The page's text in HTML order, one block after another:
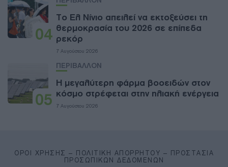
04
Το Ελ Νίνιο απειλεί να εκτοξεύσει τη
θερμοκρασία του 2026 σε επίπεδα
ρεκόρ
7 Αυγούστου 2026
05
ΠΕΡΙΒΑΛΛΟΝ
Η μεγαλύτερη φάρμα βοοειδών στον
κόσμο στρέφεται στην ηλιακή ενέργεια
7 Αυγούστου 2026
ΌΡΟΙ ΧΡΉΣΗΣ – ΠΟΛΙΤΙΚΉ ΑΠΟΡΡΉΤΟΥ – ΠΡΟΣΤΑΣΊΑ
ΠΡΟΣΩΠΙΚΏΝ ΔΕΔΟΜΈΝΩΝ